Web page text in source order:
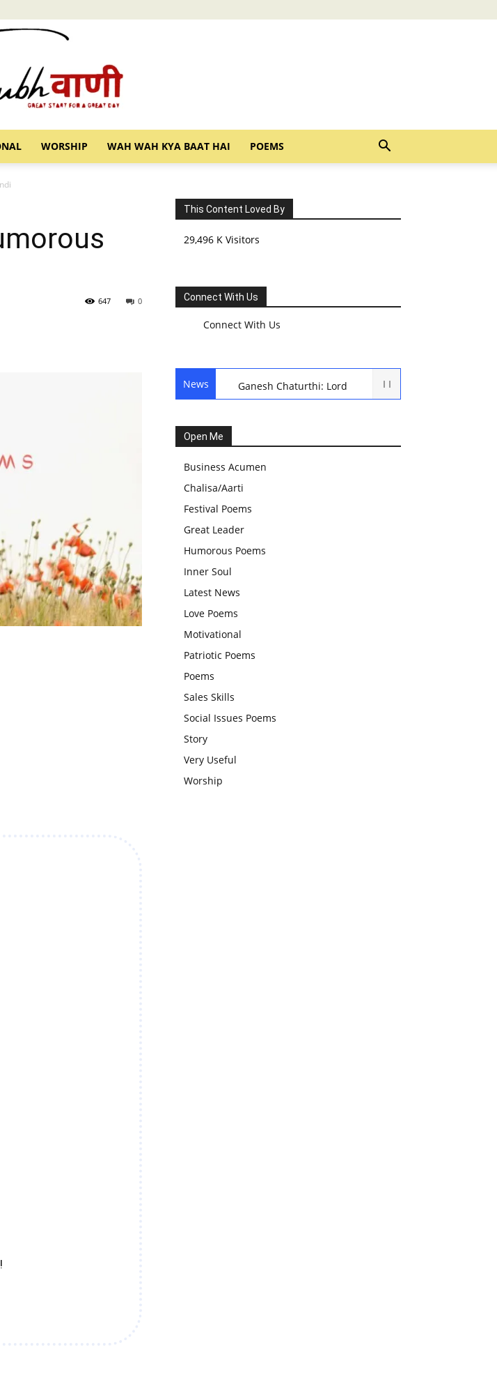
WORSHIP WAH WAH KYA BAAT HAI POEMS
0
647
This Content Loved By
29,496 K Visitors
Connect With Us
Connect With Us
News
Ganesh Chaturthi: Lord
हरतालिका तीज,Haritalika
teej,Teej Festival: A
Celebration of Tradition and
Womanhood
स्वामी अवधेशानंद जी गिरि के जीवन
सूत्र:किन चीजों के कारण लोग अशांत
आज का जीवन मंत्र:महिलाएं पुरुषों से
चाहिए और उन्हें पूजनीय दृष्टि से देखना
चाहिए
महिलाएं, करती हैं देवी सावित्री और
Open Me
Business Acumen
Chalisa/Aarti
Festival Poems
Great Leader
Humorous Poems
Inner Soul
Latest News
Love Poems
Motivational
Patriotic Poems
Poems
Sales Skills
Social Issues Poems
Story
Very Useful
Worship